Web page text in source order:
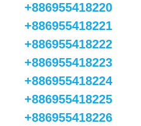
+886955418220
+886955418221
+886955418222
+886955418223
+886955418224
+886955418225
+886955418226